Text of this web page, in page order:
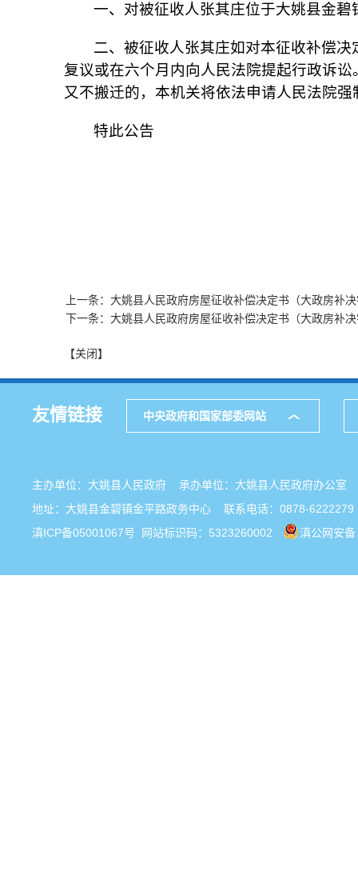
一、对被征收人张其庄位于大姚县金
二、被征收人张其庄如对本征收补偿
复议或在六个月内向人民法院提起行政诉
又不搬迁的，本机关将依法申请人民法院强
特此公告
上一条：大姚县人民政府房屋征收补偿决定书（大政房补
下一条：大姚县人民政府房屋征收补偿决定书（大政房补
【关闭】
友情链接 中央政府和国家部委网站
主办单位：大姚县人民政府 承办单位：大姚县人民政府办公
地址：大姚县金碧镇金平路政务中心 联系电话：0878-6222279
滇ICP备05001067号 网站标识码：5323260002 滇公网安